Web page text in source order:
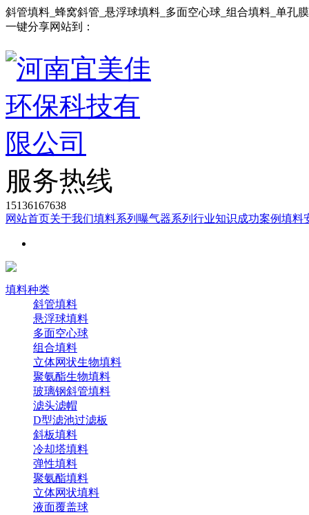
斜管填料_蜂窝斜管_悬浮球填料_多面空心球_组合填料_单孔
一键分享网站到：
服务热线
15136167638
网站首页关于我们填料系列 曝气器系列 行业知识成功案例填料
填料种类
斜管填料
悬浮球填料
多面空心球
组合填料
立体网状生物填料
聚氨酯生物填料
玻璃钢斜管填料
滤头滤帽
D型滤池过滤板
斜板填料
冷却塔填料
弹性填料
聚氨酯填料
立体网状填料
液面覆盖球